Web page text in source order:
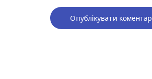
Опублікувати коментар